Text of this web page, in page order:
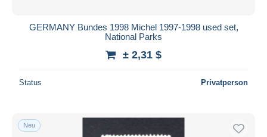
GERMANY Bundes 1998 Michel 1997-1998 used set,
National Parks
± 2,31 $
Status Privatperson
Neu